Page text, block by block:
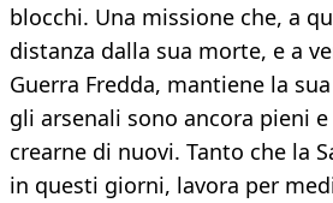
blocchi. Una missione che, a
distanza dalla sua morte, e a
Guerra Fredda, mantiene la
gli arsenali sono ancora pieni e
crearne di nuovi. Tanto che la
in questi giorni, lavora per